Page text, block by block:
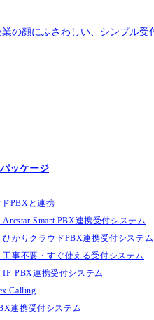
ッケージ
PBXと連携
Smart PBX連携受付システム
ひかりクラウドPBX連携受付システム
事不要・すぐ使える受付システム
IP-PBX連携受付システム
Calling
連携受付システム